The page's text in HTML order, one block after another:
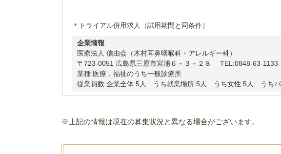
＊トライアル併用求人（試用期間と同条件）
企業情報
医療法人 信由会（木村耳鼻咽喉科・アレルギー科）
〒723-0051 広島県三原市宮浦６－３－２８ TEL:0848-63-1133
業種:医療，福祉のうち一般診療所
従業員数:企業全体:5人 うち就業場所:5人 うち女性:5人 うちパ
※上記の情報は現在の募集状況と異なる場合がございます。